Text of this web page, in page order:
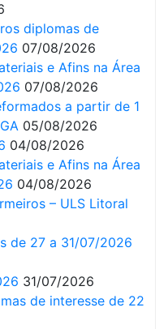
diplomas de
07/08/2026
e Afins na Área
07/08/2026
a partir de 1
05/08/2026
04/08/2026
e Afins na Área
04/08/2026
– ULS Litoral
de 27 a 31/07/2026
31/07/2026
de interesse de 22